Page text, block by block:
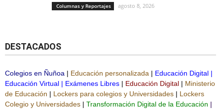
Columnas y Reportajes agosto 8, 2026
DESTACADOS
Colegios en Ñuñoa | Educación personalizada | Educación Digital |
Educación Virtual | Exámenes Libres | Educación Digital | Ministerio
de Educación | Lockers para colegios y Universidades | Lockers
Colegio y Universidades | Transformación Digital de la Educación |